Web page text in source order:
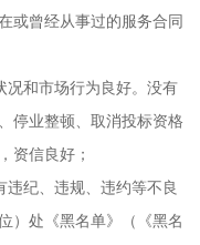
或曾经从事过的服务合同
和市场行为良好。没有
停业整顿、取消投标资格
资信良好；
纪、违规、违约等不良
）处《黑名单》（《黑名